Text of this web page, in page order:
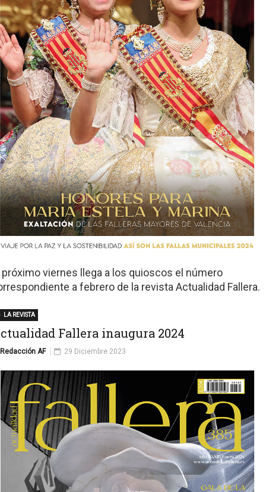
próximo viernes llega a los quioscos el número
a febrero de la revista Actualidad Fallera.
Fallera inaugura 2024
Redacción AF
LA REVISTA
29 Diciembre 2023